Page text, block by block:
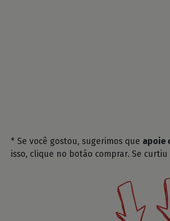
* Se você gostou, sugerimos que apoie
isso, clique no botão comprar. Se